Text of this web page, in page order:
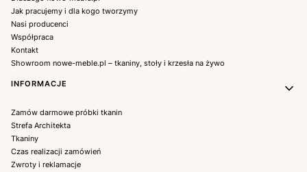
Jak pracujemy i dla kogo tworzymy
Nasi producenci
Współpraca
Kontakt
Showroom nowe-meble.pl – tkaniny, stoły i krzesła na żywo
INFORMACJE
Zamów darmowe próbki tkanin
Strefa Architekta
Tkaniny
Czas realizacji zamówień
Zwroty i reklamacje